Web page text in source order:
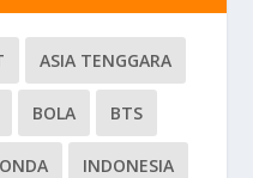
ASIA TENGGARA
BOLA BTS
INDONESIA